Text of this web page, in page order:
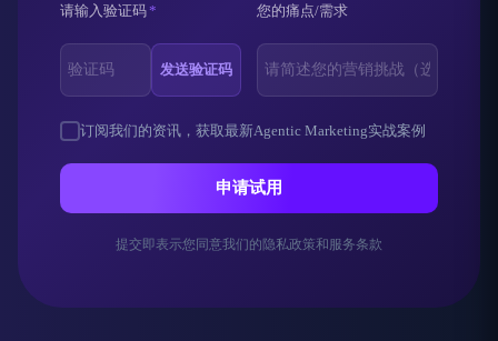
请输入验证码*
发送验证码
您的痛点/需求
订阅我们的资讯，获取最新Agentic Marketing实战案例
申请试用
提交即表示您同意我们的隐私政策和服务条款